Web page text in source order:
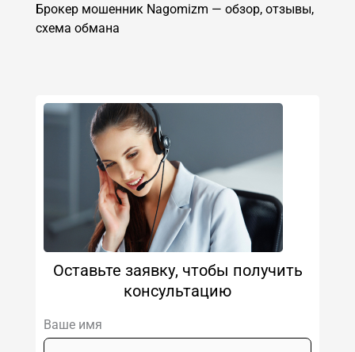
Брокер мошенник Nagomizm — обзор, отзывы,
схема обмана
Оставьте заявку, чтобы получить
консультацию
Ваше имя